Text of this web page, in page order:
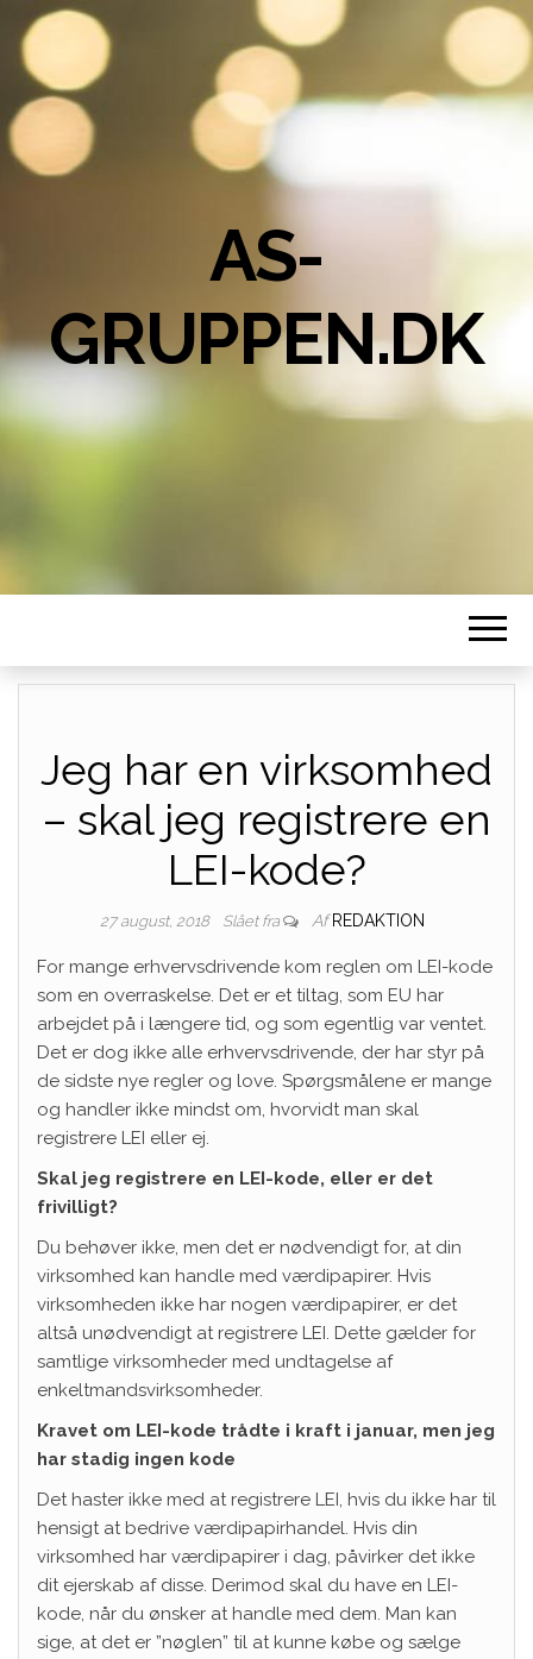
AS-
GRUPPEN.DK
Jeg har en virksomhed
– skal jeg registrere en
LEI-kode?
27 august, 2018 Slået fra Af REDAKTION
For mange erhvervsdrivende kom reglen om LEI-kode
som en overraskelse. Det er et tiltag, som EU har
arbejdet på i længere tid, og som egentlig var ventet.
Det er dog ikke alle erhvervsdrivende, der har styr på
de sidste nye regler og love. Spørgsmålene er mange
og handler ikke mindst om, hvorvidt man skal
registrere LEI eller ej.
Skal jeg registrere en LEI-kode, eller er det
frivilligt?
Du behøver ikke, men det er nødvendigt for, at din
virksomhed kan handle med værdipapirer. Hvis
virksomheden ikke har nogen værdipapirer, er det
altså unødvendigt at registrere LEI. Dette gælder for
samtlige virksomheder med undtagelse af
enkeltmandsvirksomheder.
Kravet om LEI-kode trådte i kraft i januar, men jeg
har stadig ingen kode
Det haster ikke med at registrere LEI, hvis du ikke har til
hensigt at bedrive værdipapirhandel. Hvis din
virksomhed har værdipapirer i dag, påvirker det ikke
dit ejerskab af disse. Derimod skal du have en LEI-
kode, når du ønsker at handle med dem. Man kan
sige, at det er ”nøglen” til at kunne købe og sælge